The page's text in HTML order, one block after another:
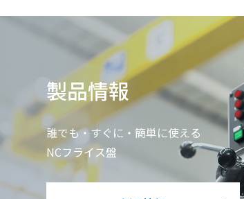
製品情報
誰でも・すぐに・簡単に使える
NCフライス盤